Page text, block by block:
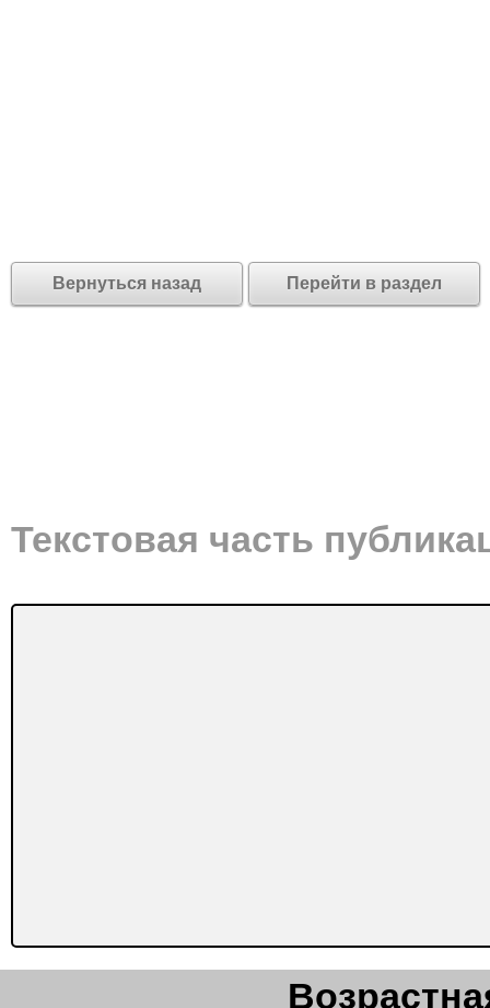
Вернуться назад Перейти в раздел
Текстовая часть